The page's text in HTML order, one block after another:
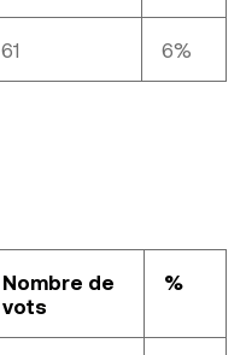
61 6%
Nombre de
vots
%